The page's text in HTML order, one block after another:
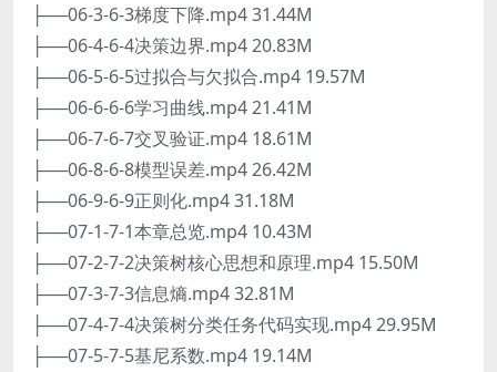
├──06-3-6-3梯度下降.mp4 31.44M
├──06-4-6-4决策边界.mp4 20.83M
├──06-5-6-5过拟合与欠拟合.mp4 19.57M
├──06-6-6-6学习曲线.mp4 21.41M
├──06-7-6-7交叉验证.mp4 18.61M
├──06-8-6-8模型误差.mp4 26.42M
├──06-9-6-9正则化.mp4 31.18M
├──07-1-7-1本章总览.mp4 10.43M
├──07-2-7-2决策树核心思想和原理.mp4 15.50M
├──07-3-7-3信息熵.mp4 32.81M
├──07-4-7-4决策树分类任务代码实现.mp4 29.95M
├──07-5-7-5基尼系数.mp4 19.14M